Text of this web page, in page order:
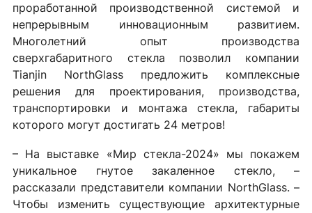
проработанной производственной системой и
непрерывным инновационным развитием.
Многолетний опыт производства
сверхгабаритного стекла позволил компании
Tianjin NorthGlass предложить комплексные
решения для проектирования, производства,
транспортировки и монтажа стекла, габариты
которого могут достигать 24 метров!
– На выставке «Мир стекла-2024» мы покажем
уникальное гнутое закаленное стекло, –
рассказали представители компании NorthGlass. –
Чтобы изменить существующие архитектурные